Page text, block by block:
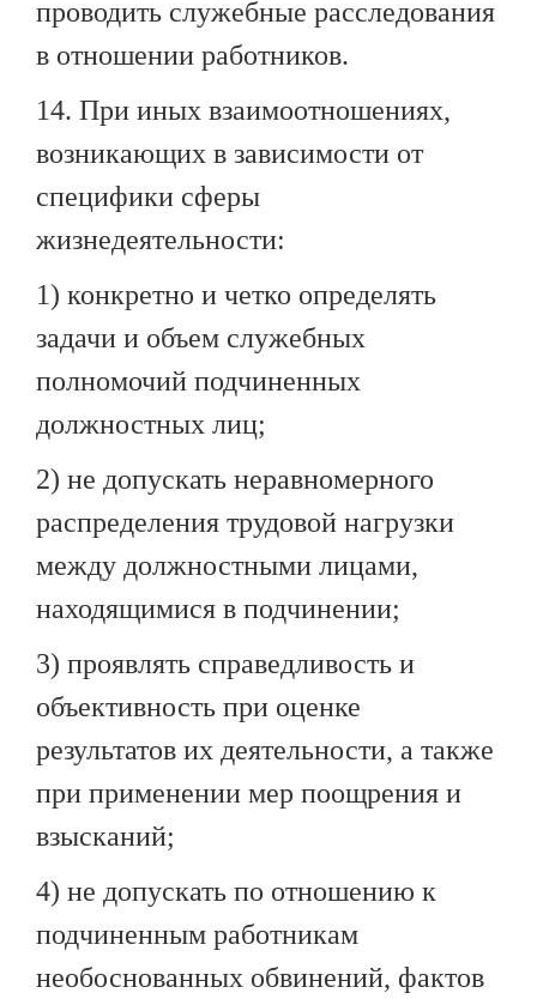
проводить служебные расследования
в отношении работников.
14. При иных взаимоотношениях,
возникающих в зависимости от
специфики сферы
жизнедеятельности:
1) конкретно и четко определять
задачи и объем служебных
полномочий подчиненных
должностных лиц;
2) не допускать неравномерного
распределения трудовой нагрузки
между должностными лицами,
находящимися в подчинении;
3) проявлять справедливость и
объективность при оценке
результатов их деятельности, а также
при применении мер поощрения и
взысканий;
4) не допускать по отношению к
подчиненным работникам
необоснованных обвинений, фактов